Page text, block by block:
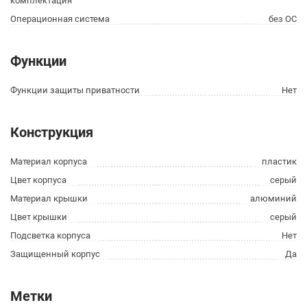
Операционная система без ОС
Функции
Функции защиты приватности Нет
Конструкция
Материал корпуса
пластик
Цвет корпуса
серый
Материал крышки
алюминий
Цвет крышки
серый
Подсветка корпуса
Нет
Защищенный корпус
Да
Метки